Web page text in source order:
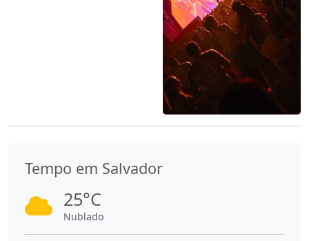
Tempo em Salvador
25°C
Nublado